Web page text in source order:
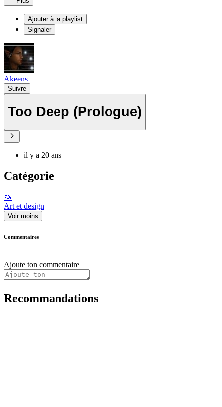
Ajouter à la playlist
Signaler
Akeens
Suivre
Too Deep (Prologue)
il y a 20 ans
Catégorie
🦄
Art et design
Voir moins
Commentaires
Ajoute ton commentaire
Recommandations